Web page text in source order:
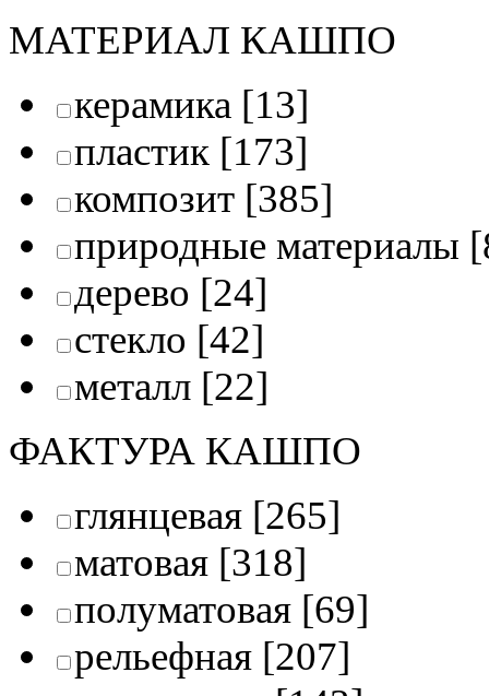
МАТЕРИАЛ КАШПО
керамика [13]
пластик [173]
композит [385]
природные материалы
дерево [24]
стекло [42]
металл [22]
ФАКТУРА КАШПО
глянцевая [265]
матовая [318]
полуматовая [69]
рельефная [207]